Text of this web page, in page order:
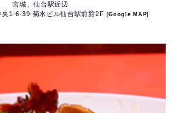
宮城 、仙台駅近辺
1-6-39 菊水ビル仙台駅前館2F
Google MAP